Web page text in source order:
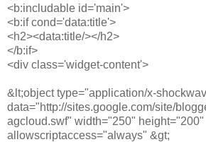
<b:includable id='main'>
<b:if cond='data:title'>
<h2><data:title/></h2>
</b:if>
<div class='widget-content'>
&lt;object type="application/x-
data="http://sites.google.com/site/
agcloud.swf" width="250" height="200"
allowscriptaccess="always" &gt;